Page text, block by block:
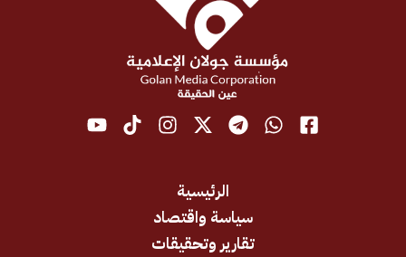
سياسة واقتصاد
تقارير وتحقيقات